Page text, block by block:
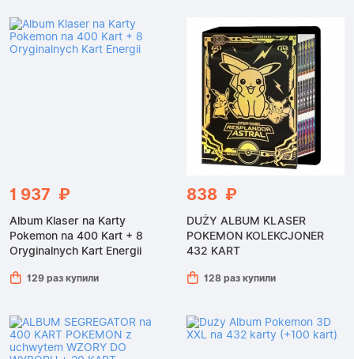
1 937 ₽
Album Klaser na Karty
Pokemon na 400 Kart + 8
Oryginalnych Kart Energii
129 раз купили
838 ₽
DUŻY ALBUM KLASER
POKEMON KOLEKCJONER
432 KART
128 раз купили